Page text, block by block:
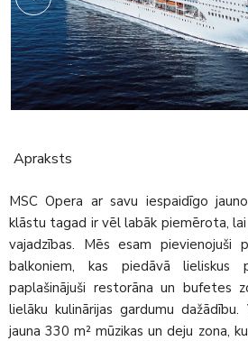
Apraksts
MSC Opera ar savu iespaidīgo
klāstu tagad ir vēl labāk piemērota,
vajadzības. Mēs esam pievienojuši
balkoniem, kas piedāvā lieliskus
paplašinājuši restorāna un bufetes
lielāku kulinārijas gardumu
jauna 330 m² mūzikas un deju zona,